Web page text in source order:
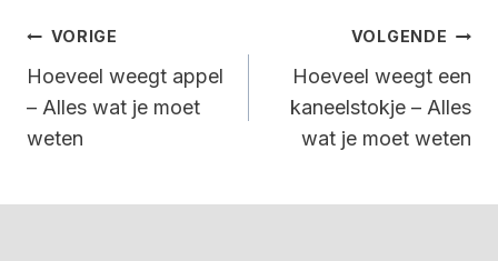
Bericht
Navigatie
VORIGE
Hoeveel weegt appel
– Alles wat je moet
weten
VOLGENDE
Hoeveel weegt een
kaneelstokje – Alles
wat je moet weten